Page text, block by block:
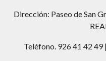
Dirección: Paseo de San
Teléfono. 926 41 42